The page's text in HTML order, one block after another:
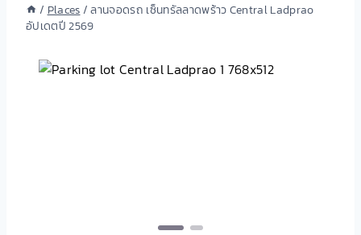
/ Places / ลานจอดรถ เซ็นทรัลลาดพร้าว Central Ladprao
อัปเดตปี 2569